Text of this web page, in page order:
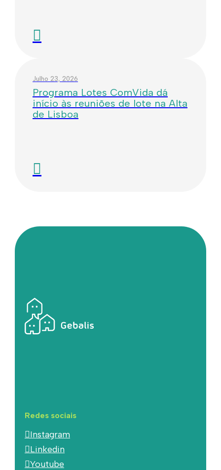
Julho 23, 2026
Programa Lotes ComVida dá
início às reuniões de lote na Alta
de Lisboa
Redes sociais
Instagram
Linkedin
Youtube